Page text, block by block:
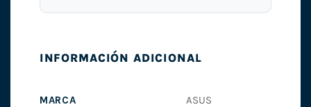
INFORMACIÓN ADICIONAL
MARCA
ASUS